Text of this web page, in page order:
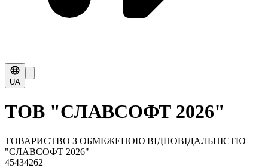
UA
ТОВ "СЛАВСОФТ 2026"
ТОВАРИСТВО З ОБМЕЖЕНОЮ ВІДПОВІДАЛЬНІСТЮ
"СЛАВСОФТ 2026"
45434262